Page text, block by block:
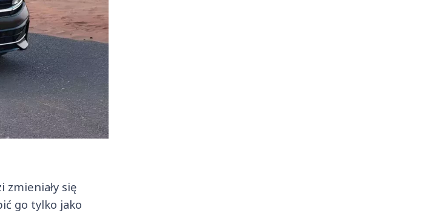
zmieniały się
go tylko jako